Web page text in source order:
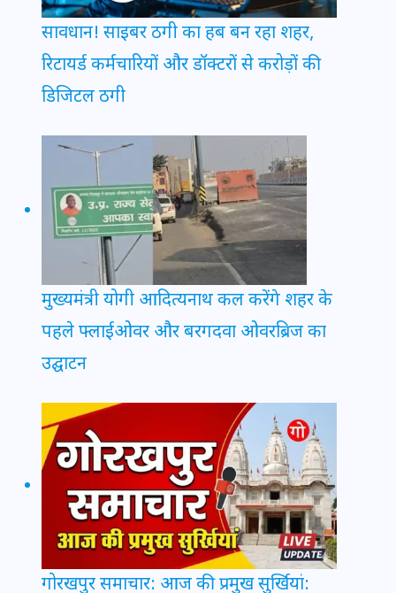
सावधान! साइबर ठगी का हब बन रहा शहर,
रिटायर्ड कर्मचारियों और डॉक्टरों से करोड़ों की
डिजिटल ठगी
मुख्यमंत्री योगी आदित्यनाथ कल करेंगे शहर के
पहले फ्लाईओवर और बरगदवा ओवरब्रिज का
उद्घाटन
गोरखपुर समाचार: आज की प्रमुख सुर्खियां: